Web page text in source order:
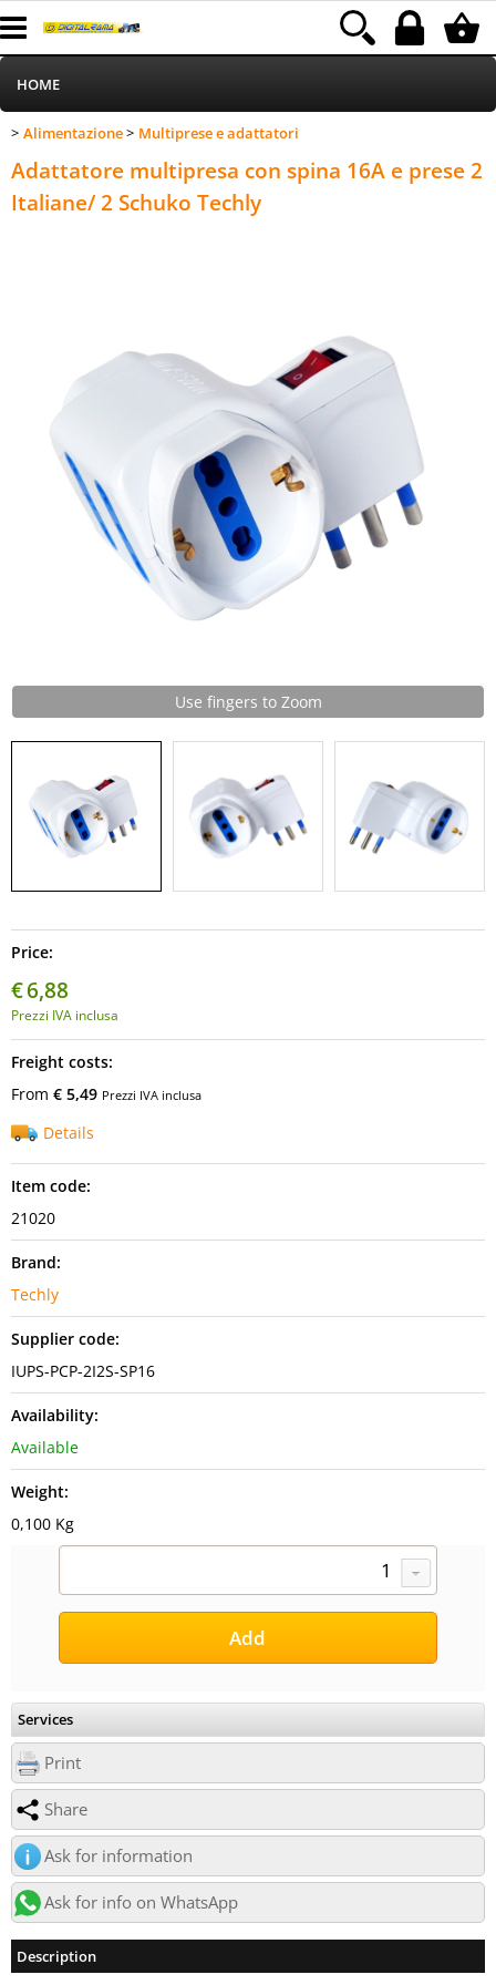
Category: HOME>Alimentazione>Multiprese e adattatori
HOME
Informatica
Telefonia
Elettrodomestici
Illuminazione
Alimentazione Multiprese e adattatori
Adattatore multipresa con spina 16A e prese 2
Italiane/ 2 Schuko Techly
Use fingers to Zoom
Price:
€6,88
Prezzi IVA inclusa
Freight costs:
From € 5,49 Prezzi IVA inclusa
Details
Item code:
21020
Brand:
Techly
Supplier code:
IUPS-PCP-2I2S-SP16
Availability:
Available
Weight:
0,100 Kg
Services
Print
Share
Ask for information
Ask for info on WhatsApp
Description